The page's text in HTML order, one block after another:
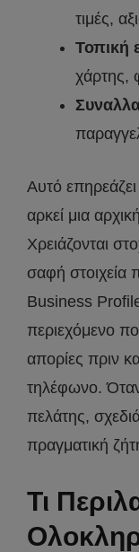
τιμές,
Τοπική
χάρτης,
Αυτό
αρκεί μια
Χρειάζονται
σαφή στοιχεία
Business
περιεχόμενο
απορίες πριν
τηλέφωνο.
πελάτης,
πραγματική
Τι